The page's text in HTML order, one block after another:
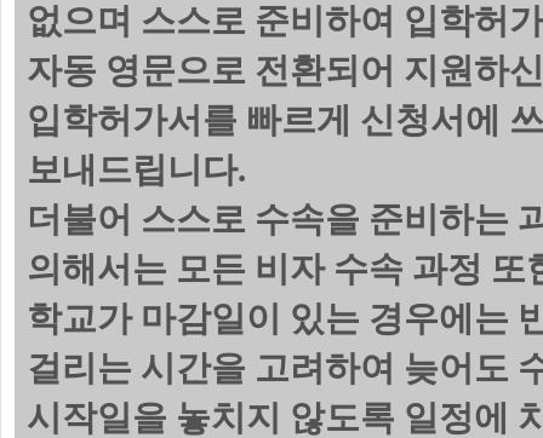
없으며 스스로 준비하여 입학허
자동 영문으로 전환되어 지원하
입학허가서를 빠르게 신청서에
보내드립니다.
더불어 스스로 수속을 준비하는
의해서는 모든 비자 수속 과정
학교가 마감일이 있는 경우에는
걸리는 시간을 고려하여 늦어도
시작일을 놓치지 않도록 일정에